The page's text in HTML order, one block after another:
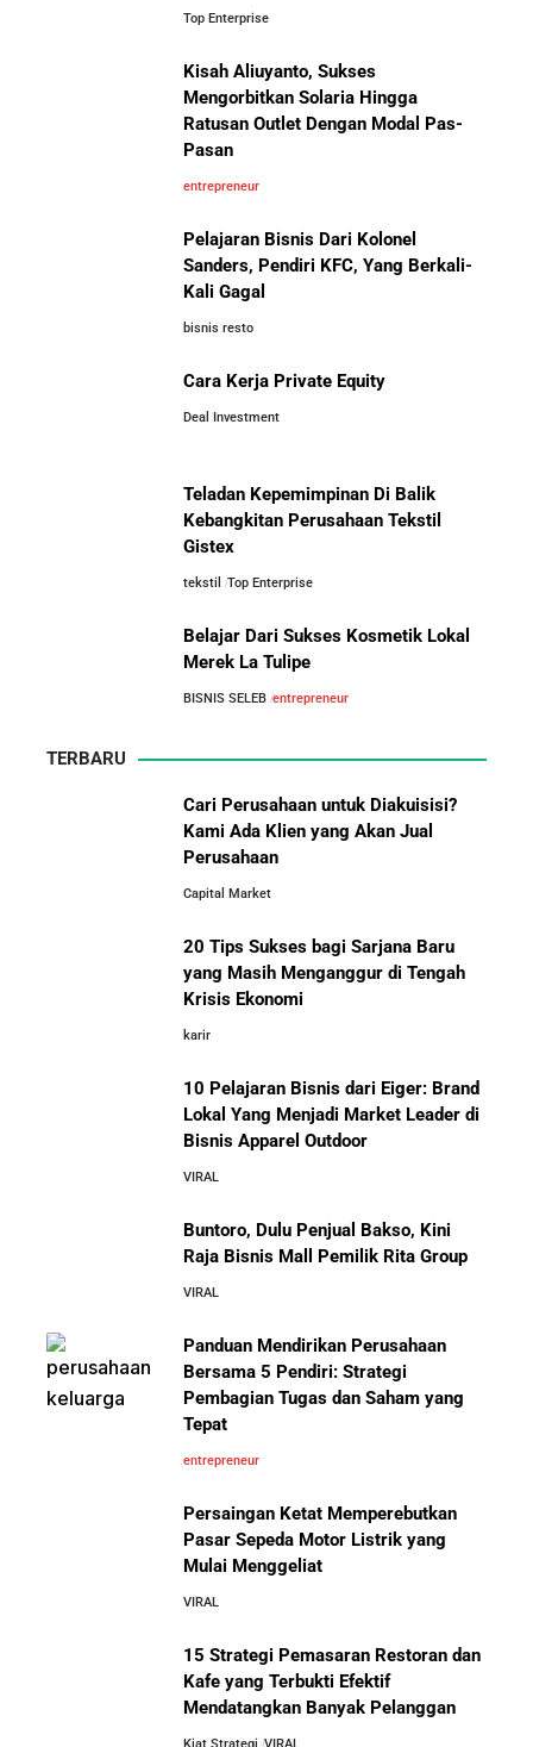
Top Enterprise
Kisah Aliuyanto, Sukses
Mengorbitkan Solaria Hingga
Ratusan Outlet Dengan Modal Pas-
Pasan
entrepreneur
Pelajaran Bisnis Dari Kolonel
Sanders, Pendiri KFC, Yang Berkali-
Kali Gagal
bisnis resto
Cara Kerja Private Equity
Deal Investment
Teladan Kepemimpinan Di Balik
Kebangkitan Perusahaan Tekstil
Gistex
tekstil Top Enterprise
Belajar Dari Sukses Kosmetik Lokal
Merek La Tulipe
BISNIS SELEB entrepreneur
TERBARU
Cari Perusahaan untuk Diakuisisi?
Kami Ada Klien yang Akan Jual
Perusahaan
Capital Market
20 Tips Sukses bagi Sarjana Baru
yang Masih Menganggur di Tengah
Krisis Ekonomi
karir
10 Pelajaran Bisnis dari Eiger: Brand
Lokal Yang Menjadi Market Leader di
Bisnis Apparel Outdoor
VIRAL
Buntoro, Dulu Penjual Bakso, Kini
Raja Bisnis Mall Pemilik Rita Group
VIRAL
Panduan Mendirikan Perusahaan
Bersama 5 Pendiri: Strategi
Pembagian Tugas dan Saham yang
Tepat
entrepreneur
Persaingan Ketat Memperebutkan
Pasar Sepeda Motor Listrik yang
Mulai Menggeliat
VIRAL
15 Strategi Pemasaran Restoran dan
Kafe yang Terbukti Efektif
Mendatangkan Banyak Pelanggan